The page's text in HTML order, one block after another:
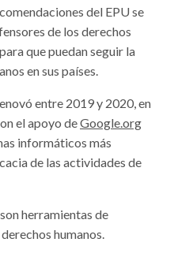
del EPU se
de los derechos
que puedan seguir la
en sus países.
entre 2019 y 2020, en
el apoyo deGoogle.org
informáticos más
de las actividades de
herramientas de
humanos.